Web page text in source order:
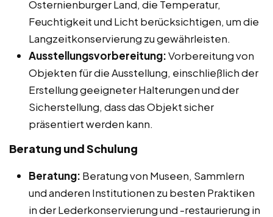
Osternienburger Land, die Temperatur,
Feuchtigkeit und Licht berücksichtigen, um die
Langzeitkonservierung zu gewährleisten.
Ausstellungsvorbereitung:Vorbereitung von
Objekten für die Ausstellung, einschließlich der
Erstellung geeigneter Halterungen und der
Sicherstellung, dass das Objekt sicher
präsentiert werden kann.
Beratung und Schulung
Beratung: Beratung von Museen, Sammlern
und anderen Institutionen zu besten Praktiken
in der Lederkonservierung und -restaurierung in